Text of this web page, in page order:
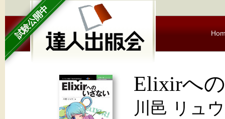
試験公開中
Elixirへ
川邑 リュウ